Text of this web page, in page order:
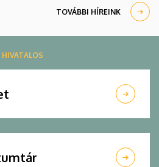
TOVÁBBI HÍREINK
HIVATALOS